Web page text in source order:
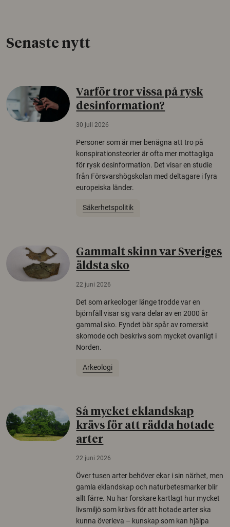
Senaste nytt
Varför tror vissa på rysk
desinformation?
30 juli 2026
Personer som är mer benägna att tro på
konspirationsteorier är ofta mer mottagliga
för rysk desinformation. Det visar en studie
från Försvarshögskolan med deltagare i fyra
europeiska länder.
Säkerhetspolitik
Gammalt skinn var Sveriges
äldsta sko
22 juni 2026
Det som arkeologer länge trodde var en
björnfäll visar sig vara delar av en 2000 år
gammal sko. Fyndet bär spår av romerskt
skomode och beskrivs som mycket ovanligt i
Norden.
Arkeologi
Så mycket eklandskap
krävs för att rädda hotade
arter
22 juni 2026
Över tusen arter behöver ekar i sin närhet, men
gamla eklandskap och naturbetesmarker blir
allt färre. Nu har forskare kartlagt hur mycket
livsmiljö som krävs för att hotade arter ska
kunna överleva – kunskap som kan hjälpa